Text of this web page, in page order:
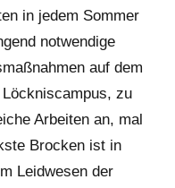
in jedem Sommer
notwendige
auf dem
zu
Arbeiten an, mal
Brocken ist in
Leidwesen der